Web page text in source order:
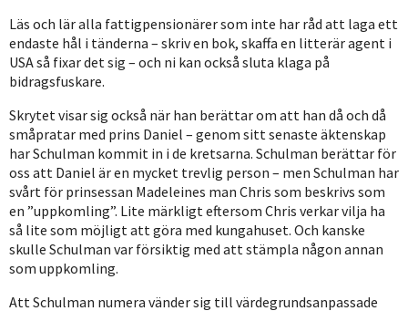
Läs och lär alla fattigpensionärer som inte har råd att laga ett
endaste hål i tänderna – skriv en bok, skaffa en litterär agent i
USA så fixar det sig – och ni kan också sluta klaga på
bidragsfuskare.
Skrytet visar sig också när han berättar om att han då och då
småpratar med prins Daniel – genom sitt senaste äktenskap
har Schulman kommit in i de kretsarna. Schulman berättar för
oss att Daniel är en mycket trevlig person – men Schulman har
svårt för prinsessan Madeleines man Chris som beskrivs som
en ”uppkomling”. Lite märkligt eftersom Chris verkar vilja ha
så lite som möjligt att göra med kungahuset. Och kanske
skulle Schulman var försiktig med att stämpla någon annan
som uppkomling.
Att Schulman numera vänder sig till värdegrundsanpassade